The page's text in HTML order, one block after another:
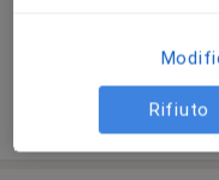
Mostra profilo
Rifiuto